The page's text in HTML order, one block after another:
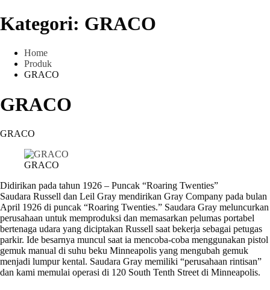
Kategori: GRACO
Home
Produk
GRACO
GRACO
GRACO
GRACO
Didirikan pada tahun 1926 – Puncak “Roaring Twenties”
Saudara Russell dan Leil Gray mendirikan Gray Company pada bulan
April 1926 di puncak “Roaring Twenties.” Saudara Gray meluncurkan
perusahaan untuk memproduksi dan memasarkan pelumas portabel
bertenaga udara yang diciptakan Russell saat bekerja sebagai petugas
parkir. Ide besarnya muncul saat ia mencoba-coba menggunakan pistol
gemuk manual di suhu beku Minneapolis yang mengubah gemuk
menjadi lumpur kental. Saudara Gray memiliki “perusahaan rintisan”
dan kami memulai operasi di 120 South Tenth Street di Minneapolis.